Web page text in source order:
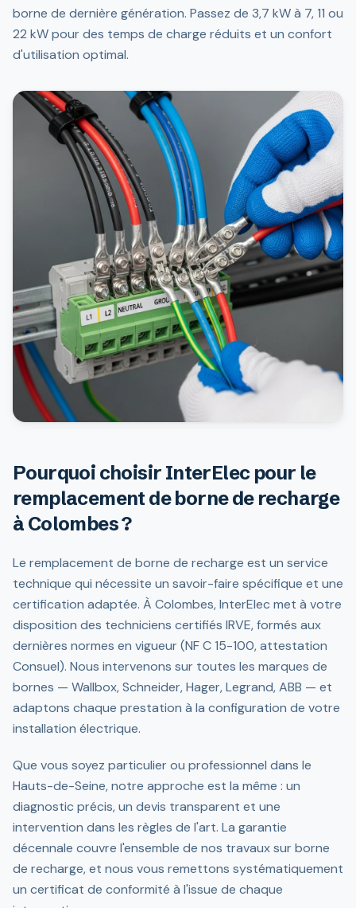
borne de dernière génération. Passez de 3,7 kW à 7, 11 ou
22 kW pour des temps de charge réduits et un confort
d'utilisation optimal.
Pourquoi choisir InterElec pour le
remplacement de borne de recharge
à Colombes ?
Le remplacement de borne de recharge est un service
technique qui nécessite un savoir-faire spécifique et une
certification adaptée. À Colombes, InterElec met à votre
disposition des techniciens certifiés IRVE, formés aux
dernières normes en vigueur (NF C 15-100, attestation
Consuel). Nous intervenons sur toutes les marques de
bornes — Wallbox, Schneider, Hager, Legrand, ABB — et
adaptons chaque prestation à la configuration de votre
installation électrique.
Que vous soyez particulier ou professionnel dans le
Hauts-de-Seine, notre approche est la même : un
diagnostic précis, un devis transparent et une
intervention dans les règles de l'art. La garantie
décennale couvre l'ensemble de nos travaux sur borne
de recharge, et nous vous remettons systématiquement
un certificat de conformité à l'issue de chaque